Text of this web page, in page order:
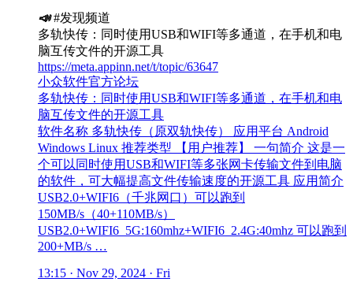
📣#发现频道
多轨快传：同时使用USB和WIFI等多通道，在手机和电
脑互传文件的开源工具
https://meta.appinn.net/t/topic/63647
小众软件官方论坛
多轨快传：同时使用USB和WIFI等多通道，在手机和电
脑互传文件的开源工具
软件名称 多轨快传（原双轨快传） 应用平台 Android
Windows Linux 推荐类型 【用户推荐】 一句简介 这是一
个可以同时使用USB和WIFI等多张网卡传输文件到电脑
的软件，可大幅提高文件传输速度的开源工具 应用简介
USB2.0+WIFI6（千兆网口）可以跑到
150MB/s（40+110MB/s）
USB2.0+WIFI6_5G:160mhz+WIFI6_2.4G:40mhz 可以跑到
200+MB/s …
13:15 · Nov 29, 2024 · Fri